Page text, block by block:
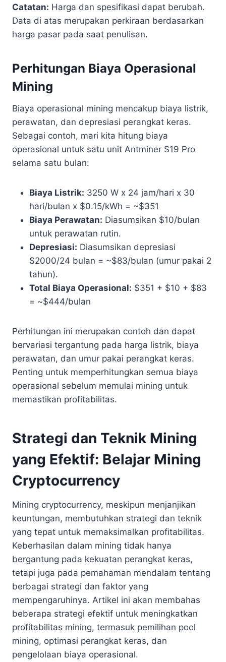
Catatan: Harga dan spesifikasi dapat berubah.
Data di atas merupakan perkiraan berdasarkan
harga pasar pada saat penulisan.
Perhitungan Biaya Operasional
Mining
Biaya operasional mining mencakup biaya listrik,
perawatan, dan depresiasi perangkat keras.
Sebagai contoh, mari kita hitung biaya
operasional untuk satu unit Antminer S19 Pro
selama satu bulan:
Biaya Listrik: 3250 W x 24 jam/hari x 30
hari/bulan x $0.15/kWh = ~$351
Biaya Perawatan: Diasumsikan $10/bulan
untuk perawatan rutin.
Depresiasi: Diasumsikan depresiasi
$2000/24 bulan = ~$83/bulan (umur pakai 2
tahun).
Total Biaya Operasional: $351 + $10 + $83
= ~$444/bulan
Perhitungan ini merupakan contoh dan dapat
bervariasi tergantung pada harga listrik, biaya
perawatan, dan umur pakai perangkat keras.
Penting untuk memperhitungkan semua biaya
operasional sebelum memulai mining untuk
memastikan profitabilitas.
Strategi dan Teknik Mining
yang Efektif: Belajar Mining
Cryptocurrency
Mining cryptocurrency, meskipun menjanjikan
keuntungan, membutuhkan strategi dan teknik
yang tepat untuk memaksimalkan profitabilitas.
Keberhasilan dalam mining tidak hanya
bergantung pada kekuatan perangkat keras,
tetapi juga pada pemahaman mendalam tentang
berbagai strategi dan faktor yang
mempengaruhinya. Artikel ini akan membahas
beberapa strategi efektif untuk meningkatkan
profitabilitas mining, termasuk pemilihan pool
mining, optimasi perangkat keras, dan
pengelolaan biaya operasional.